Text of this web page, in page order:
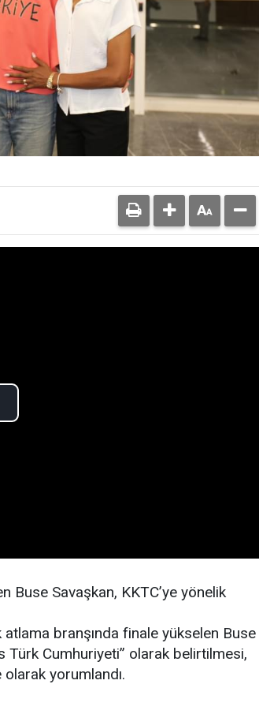
Buse Savaşkan, KKTC’ye yönelik
branşında finale yükselen Buse
Türk Cumhuriyeti” olarak belirtilmesi,
yorumlandı.